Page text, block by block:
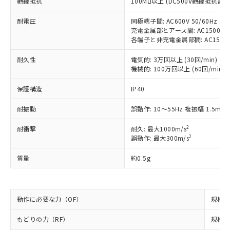
耐電圧
同極端子間: AC600V 50/60Hz
充電金属部とアース間: AC1500V
各端子と非充電金属部間:
耐久性
電気的: 3万回以上 (30回/min)
機械的: 100万回以上 (60回/min)
保護構造 IP40
耐振動 誤動作: 10～55Hz 複振幅 1.5mm
耐衝撃 耐久: 最大1000m/s2
誤動作: 最大300m/s2
質量 約0.5g
動作に必要な力（OF） 規格
もどりの力（RF） 規格
ご利用条件
以下の条件をお読みいただき、同意のうえ
本サービスは、当社制御機器事業取扱
商品の当社在庫状況および標準価格
(税抜)を提供させていただくもので
当社制御機器事業取扱商品の中には、
本サービスの対象外となる商品もある
ことをご了承ください。
在庫状況および標準価格照会結果は、
記載している更新日時点での社内デー
タに基づき作成されるものであり、閲
了承ください。
正式な納期状況および標準価格はお客
様のお取引先、またはお客様担当のオ
有に対応した製品に切り替える予定のある
対応予定なし：EU RoHS指令（10物質）の
非含有に非対応の商品で、対応品を出す予
調査・確認中：EU RoHS指令（10物質）の
非含有の対応状況を調査中または確認中の
非該当品：ライセンス料など無形物で、有
害物質有無と関係のない商品です。
仕入先様の事情により、非含有部品として
いたものが、含有品と判明した場合などや
むを得ず変更することがあります。
鉛(Pb) 1000ppm以下、 水銀(Hg) 1000ppm以下、 カド
類(PBB) 1000ppm以下、ポリ臭化ジフェニルエーテル類
(PBDE) 1000ppm以下、フタル酸ビス(2-エチルヘキシ
ル) (DEHP)(別名：DOP) 1000ppm以下、フタル酸ブチ
（DBP） 1000ppm以下、フタル酸ジイソブチル
「○」：最大均質材料含有率が中国RoHSの
基準値以下であることを示します。
「×」：最大均質材料含有率が中国RoHSの
基準値を超えていることを示します。
「－」：未確認です。当社販売部門へお問
*中国RoHS10物質の基準値 (GB/T26572)：
Cr(Ⅵ)(六価クロム) : 1000ppm、 PBBs(ポリ臭化ビフェ
ニル類) : 1000ppm、 PBDEs(ポリ臭化ジフェニルエーテ
ル類) : 1000ppm、
イソブチル) : 1000ppm、 BBP(フタル酸ブチルベンジ
当社は、これら貴社製品のうち、外国
為替および外国貿易法に定める商品
（以下｢規制貨物等」という）を輸出
または国外への提供する場合は、日本
国政府の輸出許可(または役務取引許
とります。
当社は規制貨物を破棄する場合は、完
いよう必要な手段を講じます。
○ 一定数以上の在庫あり
△